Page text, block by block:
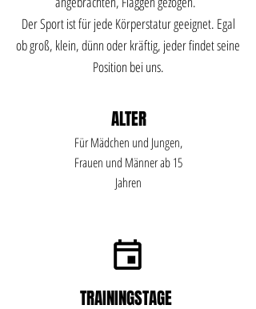
Der Sport ist für jede Körperstatur geeignet. Egal
ob groß, klein, dünn oder kräftig, jeder findet seine
Position bei uns.
ALTER
Für Mädchen und Jungen,
Frauen und Männer ab 15
Jahren
TRAININGSTAGE